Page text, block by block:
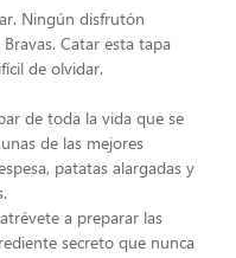
Ningún disfrutón
Catar esta tapa
de olvidar.
de toda la vida que se
de las mejores
patatas alargadas y
a preparar las
secreto que nunca